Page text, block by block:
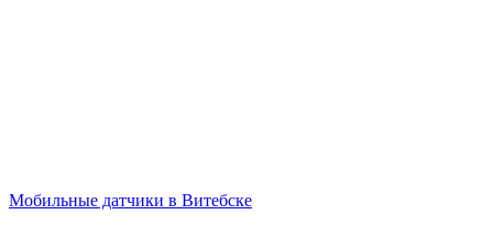
Мобильные датчики в Витебске